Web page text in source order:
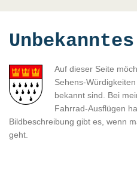
Auf dieser Seite
Sehens-
bekannt sind. Bei
Fahrrad-Ausflügen
Bildbeschreibung gibt es, wenn
geht.